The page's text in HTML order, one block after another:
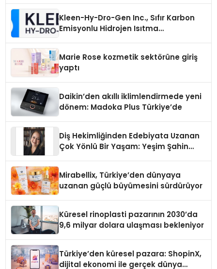
Kleen-Hy-Dro-Gen Inc., Sıfır Karbon
Emisyonlu Hidrojen Isıtma
Marie Rose kozmetik sektörüne giriş
yaptı
Daikin’den akıllı iklimlendirmede yeni
dönem: Madoka Plus Türkiye’de
Diş Hekimliğinden Edebiyata Uzanan
Çok Yönlü Bir Yaşam: Yeşim Şahin
Mirabellix, Türkiye’den dünyaya
uzanan güçlü büyümesini sürdürüyor
Küresel rinoplasti pazarının 2030’da
9,6 milyar dolara ulaşması bekleniyor
Türkiye’den küresel pazara: ShopinX,
dijital ekonomi ile gerçek dünya